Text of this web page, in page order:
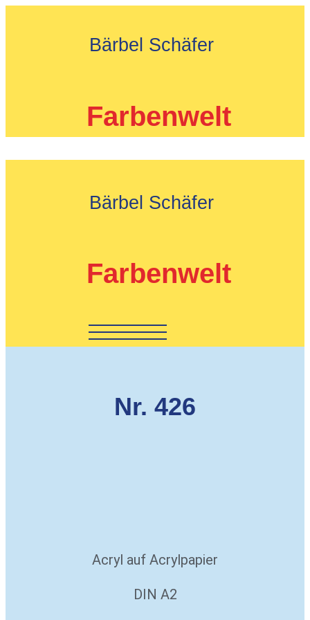
Bärbel Schäfer
Farbenwelt
Bärbel Schäfer
Farbenwelt
Nr. 426
Acryl auf Acrylpapier
DIN A2